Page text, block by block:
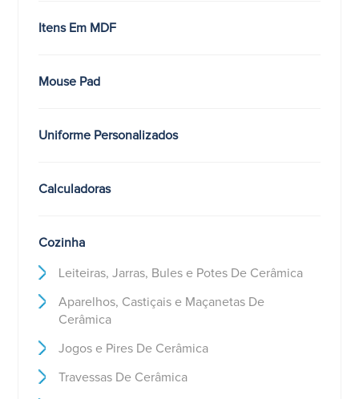
Itens Em MDF
Mouse Pad
Uniforme Personalizados
Calculadoras
Cozinha
Leiteiras, Jarras, Bules e Potes De Cerâmica
Aparelhos, Castiçais e Maçanetas De
Cerâmica
Jogos e Pires De Cerâmica
Travessas De Cerâmica